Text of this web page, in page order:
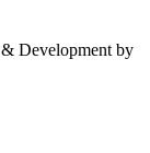
Development by